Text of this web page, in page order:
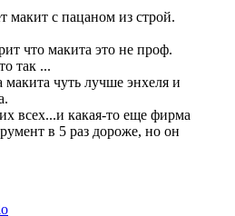
макит с пацаном из строй.
что макита это не проф.
так ...
чуть лучше энхеля и
всех...и какая-то еще фирма
в 5 раз дороже, но он